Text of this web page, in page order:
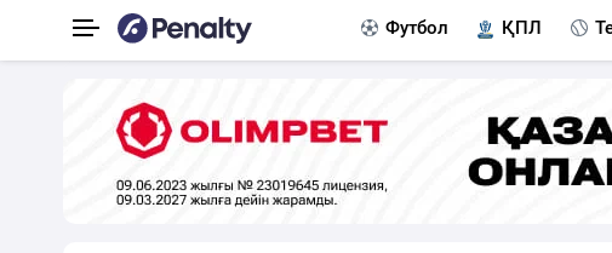
Футбол ҚПЛ